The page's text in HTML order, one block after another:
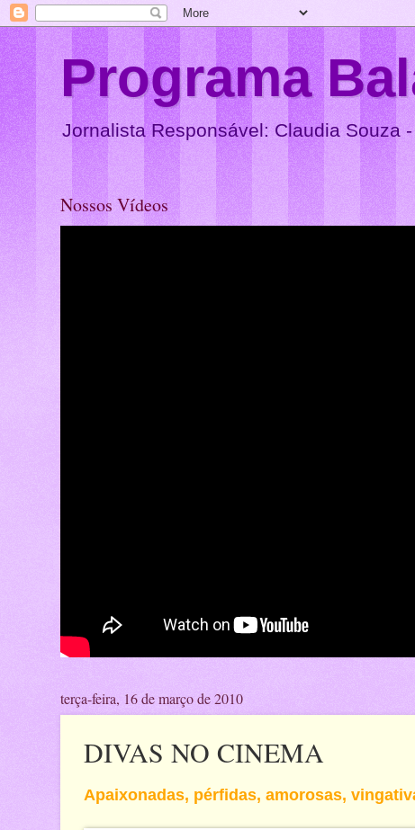
Programa
Jornalista Responsável: Claudia Souza
Nossos Vídeos
terça-feira, 16 de março de 2010
DIVAS NO CINEMA
Apaixonadas, pérfidas, amorosas,